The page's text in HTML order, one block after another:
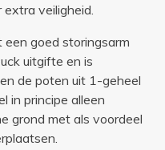
veiligheid.
goed storingsarm
uitgifte en is
de poten uit 1-geheel
in principe alleen
grond met als voordeel